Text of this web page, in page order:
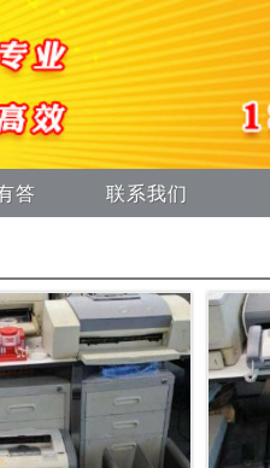
答 联系我们